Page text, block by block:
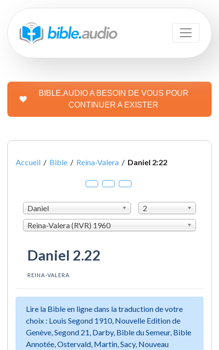
BIBLE.AUDIO A BESOIN DE VOUS POUR
CONTINUER A EXISTER
Accueil / Bible / Reina-Valera / Daniel 2:22
Daniel
2
Reina-Valera (RVR) 1960
Daniel 2.22
REINA-VALERA
Lire la Bible en ligne dans la traduction de votre
choix : Louis Segond 1910, Nouvelle Edition de
Genève, Segond 21, Darby, Bible du Semeur, Bible
Annotée, Ostervald, Martin, Sacy, Nouveau